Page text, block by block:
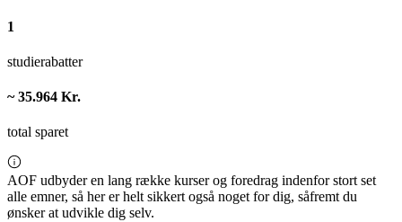
1
studierabatter
~ 35.964 Kr.
total sparet
AOF udbyder en lang række kurser og foredrag indenfor stort set
alle emner, så her er helt sikkert også noget for dig, såfremt du
ønsker at udvikle dig selv.